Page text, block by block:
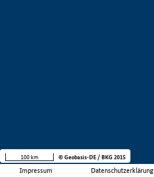
Impressum Datenschutzerklärung
100 km © Geobasis-DE / BKG 2015